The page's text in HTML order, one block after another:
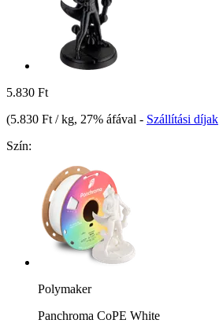
5.830 Ft
(5.830 Ft / kg, 27% áfával - Szállítási díjak
Szín:
Polymaker
Panchroma CoPE White